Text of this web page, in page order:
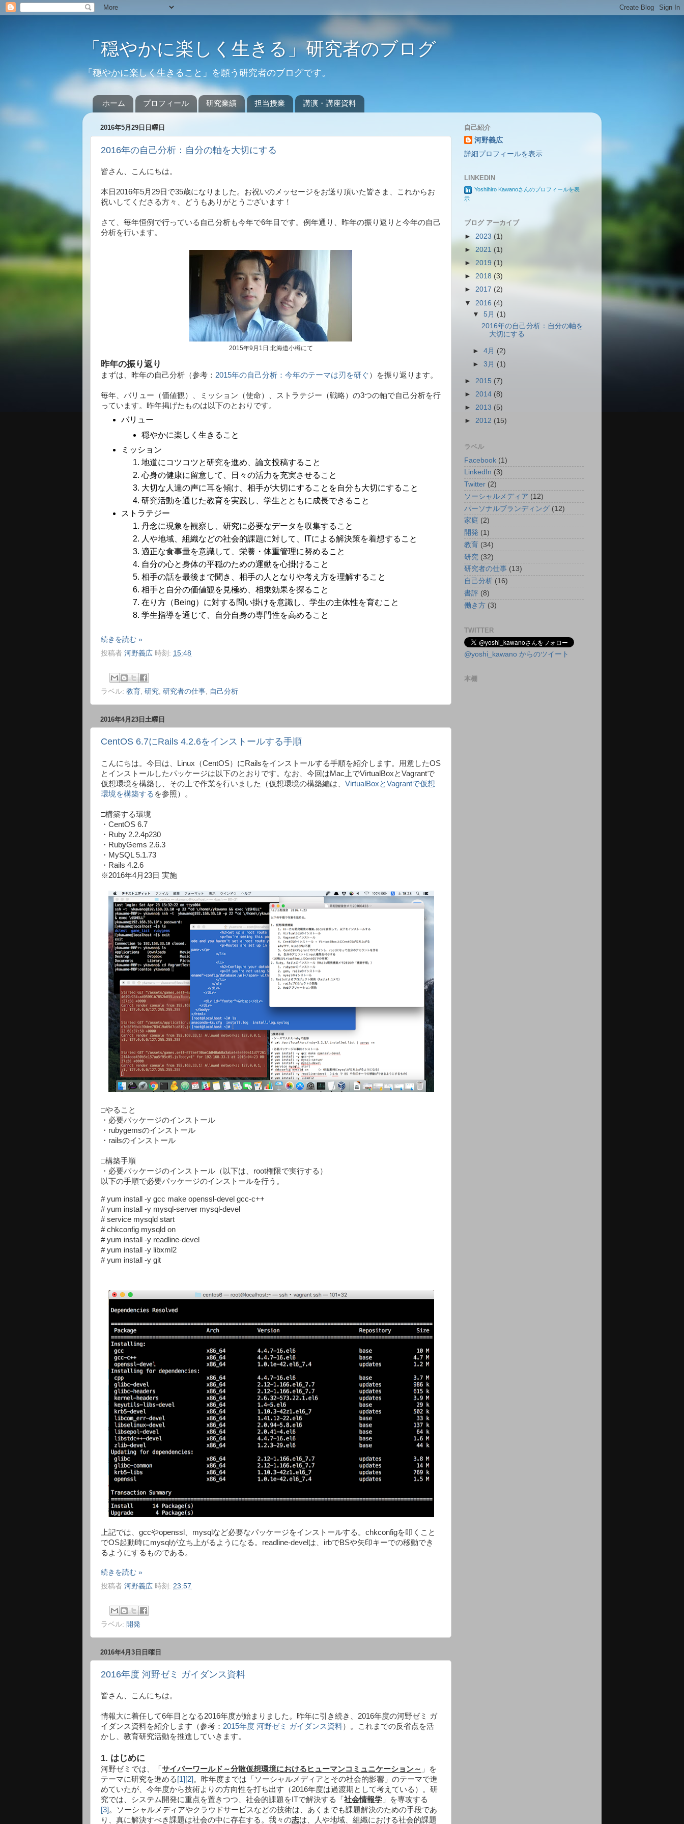
「穏やかに楽しく生きる」研究者のブログ
「穏やかに楽しく生きること」を願う研究者のブログです。
ホーム プロフィール 研究業績 担当授業 講演・講座資料
2016年5月29日日曜日
2016年の自己分析：自分の軸を大切にする
皆さん、こんにちは。
本日2016年5月29日で35歳になりました。お祝いのメッセージをお送り頂いた皆さま、これからお
祝いしてくださる方々、どうもありがとうございます！
さて、毎年恒例で行っている自己分析も今年で6年目です。例年通り、昨年の振り返りと今年の自己
分析を行います。
2015年9月1日 北海道小樽にて
昨年の振り返り
まずは、昨年の自己分析（参考： 2015年の自己分析：今年のテーマは刃を研ぐ）を振り返ります。
毎年、バリュー（価値観）、ミッション（使命）、ストラテジー（戦略）の3つの軸で自己分析を行
っています。昨年掲げたものは以下のとおりです。
バリュー
穏やかに楽しく生きること
ミッション
地道にコツコツと研究を進め、論文投稿すること
心身の健康に留意して、日々の活力を充実させること
大切な人達の声に耳を傾け、相手が大切にすることを自分も大切にすること
研究活動を通じた教育を実践し、学生とともに成長できること
ストラテジー
丹念に現象を観察し、研究に必要なデータを収集すること
人や地域、組織などの社会的課題に対して、ITによる解決策を着想すること
適正な食事量を意識して、栄養・体重管理に努めること
自分の心と身体の平穏のための運動を心掛けること
相手の話を最後まで聞き、相手の人となりや考え方を理解すること
相手と自分の価値観を見極め、相乗効果を探ること
在り方（Being）に対する問い掛けを意識し、学生の主体性を育むこと
学生指導を通じて、自分自身の専門性を高めること
続きを読む »
投稿者 河野義広 時刻: 15:48
ラベル: 教育 研究 研究者の仕事 自己分析
2016年4月23日土曜日
CentOS 6.7にRails 4.2.6をインストールする手順
こんにちは。今日は、Linux（CentOS）にRailsをインストールする手順を紹介します。用意したOS
とインストールしたパッケージは以下のとおりです。なお、今回はMac上でVirtualBoxとVagrantで
仮想環境を構築し、その上で作業を行いました（仮想環境の構築編は、 VirtualBoxとVagrantで仮想
環境を構築する を参照）。
□構築する環境
・CentOS 6.7
・Ruby 2.2.4p230
・RubyGems 2.6.3
・MySQL 5.1.73
・Rails 4.2.6
※2016年4月23日 実施
□やること
・必要パッケージのインストール
・rubygemsのインストール
・railsのインストール
□構築手順
・必要パッケージのインストール（以下は、root権限で実行する）
以下の手順で必要パッケージのインストールを行う。
# yum install -y gcc make openssl-devel gcc-c++
# yum install -y mysql-server mysql-devel
# service mysqld start
# chkconfig mysqld on
# yum install -y readline-devel
# yum install -y libxml2
# yum install -y git
上記では、gccやopenssl、mysqlなど必要なパッケージをインストールする。chkconfigを叩くこと
でOS起動時にmysqlが立ち上がるようになる。readline-develは、irbでBSや矢印キーでの移動でき
るようにするものである。
続きを読む »
投稿者 河野義広 時刻: 23:57
ラベル: 開発
2016年4月3日日曜日
2016年度 河野ゼミ ガイダンス資料
皆さん、こんにちは。
情報大に着任して6年目となる2016年度が始まりました。昨年に引き続き、2016年度の河野ゼミ ガ
イダンス資料を紹介します（参考： 2015年度 河野ゼミ ガイダンス資料）。これまでの反省点を活
かし、教育研究活動を推進していきます。
1. はじめに
河野ゼミでは、「 サイバーワールド～分散仮想環境におけるヒューマンコミュニケーション～ 」を
テーマに研究を進める [1] [2]。昨年度までは「ソーシャルメディアとその社会的影響」のテーマで進
めていたが、今年度から技術よりの方向性を打ち出す（2016年度は過渡期として考えている）。研
究では、システム開発に重点を置きつつ、社会的課題をITで解決する「 社会情報学 」を専攻する
[3]。ソーシャルメディアやクラウドサービスなどの技術は、あくまでも課題解決のための手段であ
り、真に解決すべき課題は社会の中に存在する。我々の志は、人や地域、組織における社会的課題
自己紹介
河野義広
詳細プロフィールを表示
LINKEDIN
Yoshihiro Kawanoさんのプロフィールを表
示
ブログ アーカイブ
► 2023 (1)
► 2021 (1)
► 2019 (1)
► 2018 (3)
► 2017 (2)
▼ 2016 (4)
▼5月 (1)
2016年の自己分析：自分の軸を
大切にする
►4月 (2)
►3月 (1)
► 2015 (7)
► 2014 (8)
► 2013 (5)
► 2012 (15)
ラベル
Facebook (1)
LinkedIn (3)
Twitter (2)
ソーシャルメディア (12)
パーソナルブランディング (12)
家庭 (2)
開発 (1)
教育 (34)
研究 (32)
研究者の仕事 (13)
自己分析 (16)
書評 (8)
働き方 (3)
TWITTER
@yoshi_kawano からのツイート
本棚